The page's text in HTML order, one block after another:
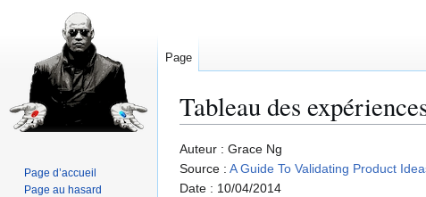
Tableau des
Aller
à
la
Aller
à
la
Auteur : Grace Ng
Source : A Guide To Validating Product
Date : 10/04/2014
Page
Page d’accueil
Page au hasard